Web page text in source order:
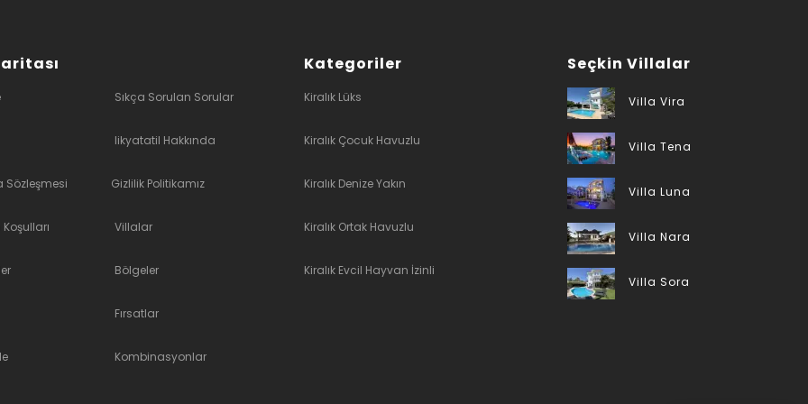
Sıkça Sorulan Sorular
likyatatil Hakkında
Sözleşmesi Gizlilik Politikamız
Villalar
Bölgeler
Fırsatlar
Kombinasyonlar
Kategoriler
Kiralık Lüks
Kiralık Çocuk Havuzlu
Kiralık Denize Yakın
Kiralık Ortak Havuzlu
Kiralık Evcil Hayvan İzinli
Seçkin Villalar
Villa Vira
Villa Tena
Villa Luna
Villa Nara
Villa Sora